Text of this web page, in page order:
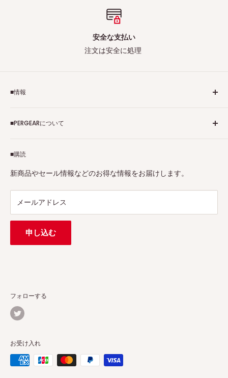
安全な支払い
注文は安全に処理
■購読
新商品やセール情報などのお得な情報をお届けします。
メールアドレス
申し込む
■情報
個人情報保護方針
Tax-free
特定商取引法に基づく表示
■PERGEARについて
7Artisans、FIMIなど各撮影機材ブランドの正規代理店です。
プロ、アマチュアを問わず、さまざまな撮影製品を取り揃え
連絡先： support@pergear.co.jp
フォローする
お受け入れ